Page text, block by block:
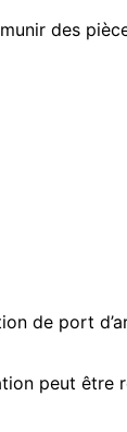
des
de port
peut être